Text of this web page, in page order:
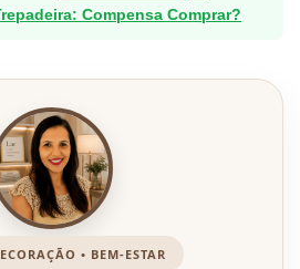
Compensa Comprar?
• BEM-ESTAR